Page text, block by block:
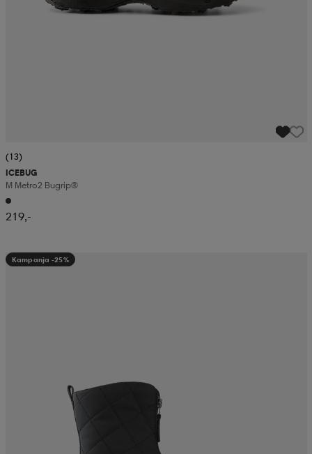
(13)
ICEBUG
M Metro2 Bugrip®
219,-
Kampanja -25%